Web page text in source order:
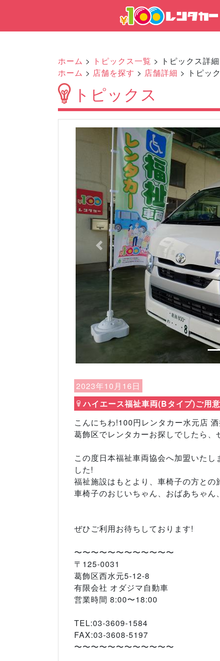
ホーム > トピックス一覧 > トピックス詳細
ホーム > 店舗を探す > 店舗詳細 > トピッ
トピックス
Previous
2023年10月16日
ハイエース福祉車両(Bタイプ)ご用
こんにちわ!100円レンタカー水元店
葛飾区でレンタカーお探しでしたら
この度日本福祉車両協会へ加盟いた
した!
福祉施設はもとより、車椅子の方と
車椅子のおじいちゃん、おばあちゃ
ぜひご利用お待ちしております!
〜〜〜〜〜〜〜〜〜〜〜〜
〒125-0031
葛飾区西水元5-12-8
有限会社 オダジマ自動車
営業時間 8:00〜18:00
TEL:03-3609-1584
FAX:03-3608-5197
〜〜〜〜〜〜〜〜〜〜〜〜